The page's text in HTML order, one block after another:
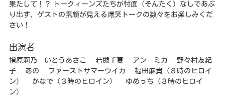
果たして！？ トークィーンズたちが忖度（そんたく）なしであぶ
り出す、ゲストの素顔が見える爆笑トークの数々をお楽しみくだ
さい！
出演者
指原莉乃 いとうあさこ 若槻千夏 アン ミカ 野々村友紀
子 あの ファーストサマーウイカ 福田麻貴（３時のヒロイ
ン） かなで（３時のヒロイン） ゆめっち（３時のヒロイ
ン）